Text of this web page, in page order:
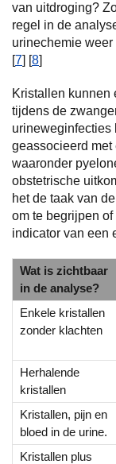
van uitdroging?
regel in de
urinechemie
[7] [8]
Kristallen kunnen
tijdens de
urineweginfecties
geassocieerd
waaronder
obstetrische
het de taak van
om te begrijpen
indicator van een
Wat is zichtbaar
in de analyse?
Enkele kristallen
zonder klachten
Herhalende
kristallen
Kristallen, pijn en
bloed in de urine.
Kristallen plus